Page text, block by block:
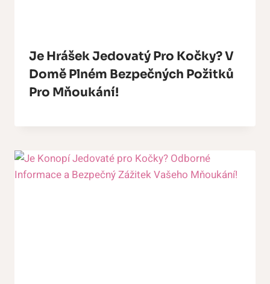
Je Hrášek Jedovatý Pro Kočky? V
Domě Plném Bezpečných Požitků
Pro Mňoukání!